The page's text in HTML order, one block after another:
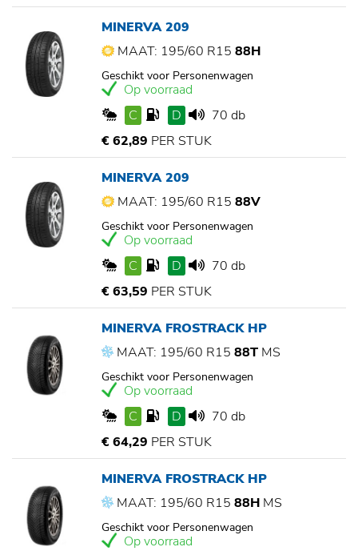
MINERVA 209
MAAT: 195/60 R15 88H
Geschikt voor Personenwagen
Op voorraad
C
D
70 db
€ 62,89 PER STUK
MINERVA 209
MAAT: 195/60 R15 88V
Geschikt voor Personenwagen
Op voorraad
C
D
70 db
€ 63,59 PER STUK
MINERVA FROSTRACK HP
MAAT: 195/60 R15 88T MS
Geschikt voor Personenwagen
Op voorraad
C
D
70 db
€ 64,29 PER STUK
MINERVA FROSTRACK HP
MAAT: 195/60 R15 88H MS
Geschikt voor Personenwagen
Op voorraad